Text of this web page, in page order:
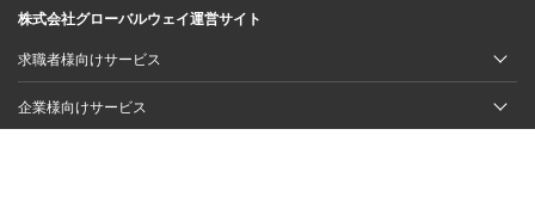
株式会社グローバルウェイ運営サイト
求職者様向けサービス
企業様向けサービス